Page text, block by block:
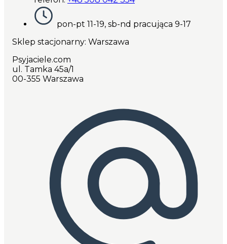
pon-pt 11-19, sb-nd pracująca 9-17
Sklep stacjonarny: Warszawa
Psyjaciele.com
ul. Tamka 45a/1
00-355 Warszawa